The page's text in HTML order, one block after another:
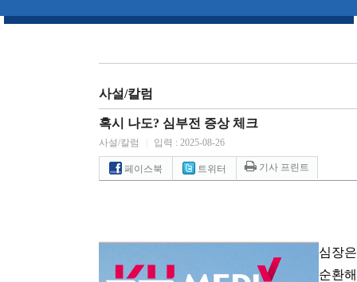
사설/칼럼
혹시 나도? 심부전 증상 체크
사설/칼럼 입력 : 2025-08-26
페이스북 트위터 기사 프린트
심장
순환